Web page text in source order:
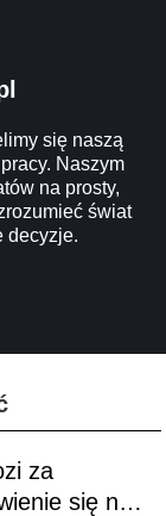
się naszą
Naszym
na prosty,
świat
decyzje.
za
się na